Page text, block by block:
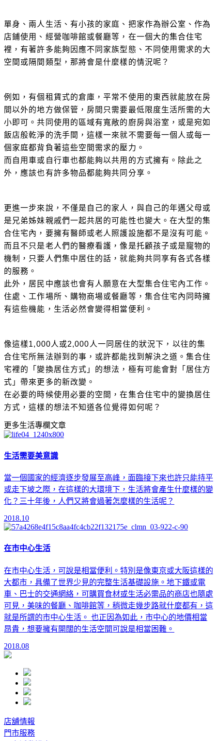
單身、兩人生活、有小孩的家庭、把家作為辦公室、作為
店鋪使用、經營咖啡館或餐廳等，在一個大的集合住宅
裡，有著許多能夠因應不同家族型態、不同使用需求的大
空間或隔間類型，那將會是什麼樣的情況呢？
例如，有個租賃式的倉庫，平常不使用的東西就能放在房
間以外的地方做保管，房間只需要最低限度生活所需的大
小即可。共同使用的區域有寬敞的廚房與浴室，或是宛如
飯店般乾淨的洗手間，這樣一來就不需要每一個人或每一
個家庭都背負著這些空間需求的壓力。
而自用車或自行車也都能夠以共用的方式擁有。除此之
外，應該也有許多物品都能夠共同分享。
更進一步來說，不僅是自己的家人，與自己的年邁父母或
是兄弟姊妹親戚們一起共居的可能性也變大。在大型的集
合住宅內，要擁有醫師或老人照護設施都不是沒有可能。
而且不只是老人們的醫療看護，像是托顧孩子或是寵物的
機制，只要人們集中居住的話，就能夠共同享有各式各樣
的服務。
此外，居民中應該也會有人願意在大型集合住宅內工作。
住處、工作場所、購物商場或餐廳等，集合住宅內同時擁
有這些機能，生活必然會變得相當便利。
像這樣1,000人或2,000人一同居住的狀況下，以往的集
合住宅所無法辦到的事，或許都能找到解決之道。集合住
宅裡的「變換居住方式」的想法，極有可能會對「居住方
式」帶來更多的新改變。
在必要的時候使用必要的空間，在集合住宅中的變換居住
方式，這樣的想法不知道各位覺得如何呢？
更多生活專欄文章
生活需要美意識
當一個國家的經濟逐步發展至高峰，面臨接下來也許只能持平
或走下坡之際，在這樣的大環境下，生活將會產生什麼樣的變
化？三十年後，人們又將會過著怎麼樣的生活呢？
2018.10
在市中心生活
在市中心生活，可說是相當便利。特別是像東京或大阪這樣的
大都市，具備了世界少見的完整生活基礎設施。地下鐵或電
車、巴士的交通網絡，可購買食材或生活必需品的商店也隨處
可見，美味的餐廳、咖啡館等，稍微走幾步路就什麼都有，這
就是所謂的市中心生活。 也正因為如此，市中心的地價相當
昂貴，想要擁有開闊的生活空間可說是相當困難。
2018.08
店舖情報
門市服務